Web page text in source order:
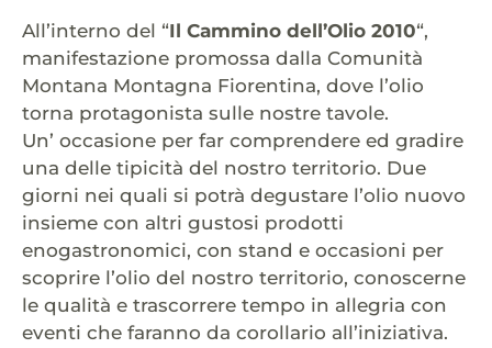
All’interno del “Il Cammino dell’Olio 2010“,
manifestazione promossa dalla Comunità
Montana Montagna Fiorentina, dove l’olio
torna protagonista sulle nostre tavole.
Un’ occasione per far comprendere ed gradire
una delle tipicità del nostro territorio. Due
giorni nei quali si potrà degustare l’olio nuovo
insieme con altri gustosi prodotti
enogastronomici, con stand e occasioni per
scoprire l’olio del nostro territorio, conoscerne
le qualità e trascorrere tempo in allegria con
eventi che faranno da corollario all’iniziativa.